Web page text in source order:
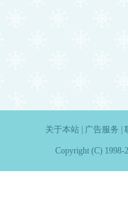
关于本站| 广告服务
Copyright (C) 1998-